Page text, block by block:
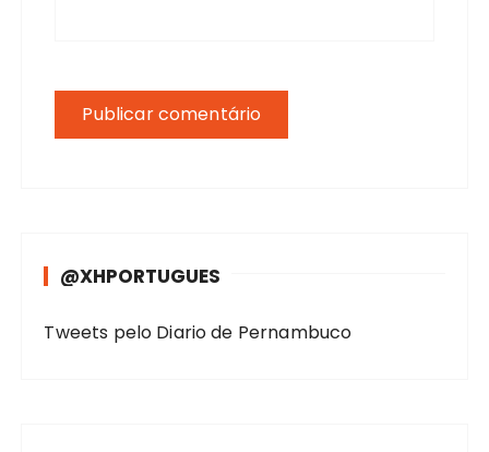
@XHPORTUGUES
Tweets pelo Diario de Pernambuco